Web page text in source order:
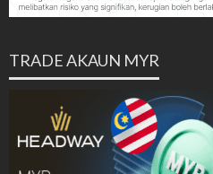
TRADE AKAUN MYR